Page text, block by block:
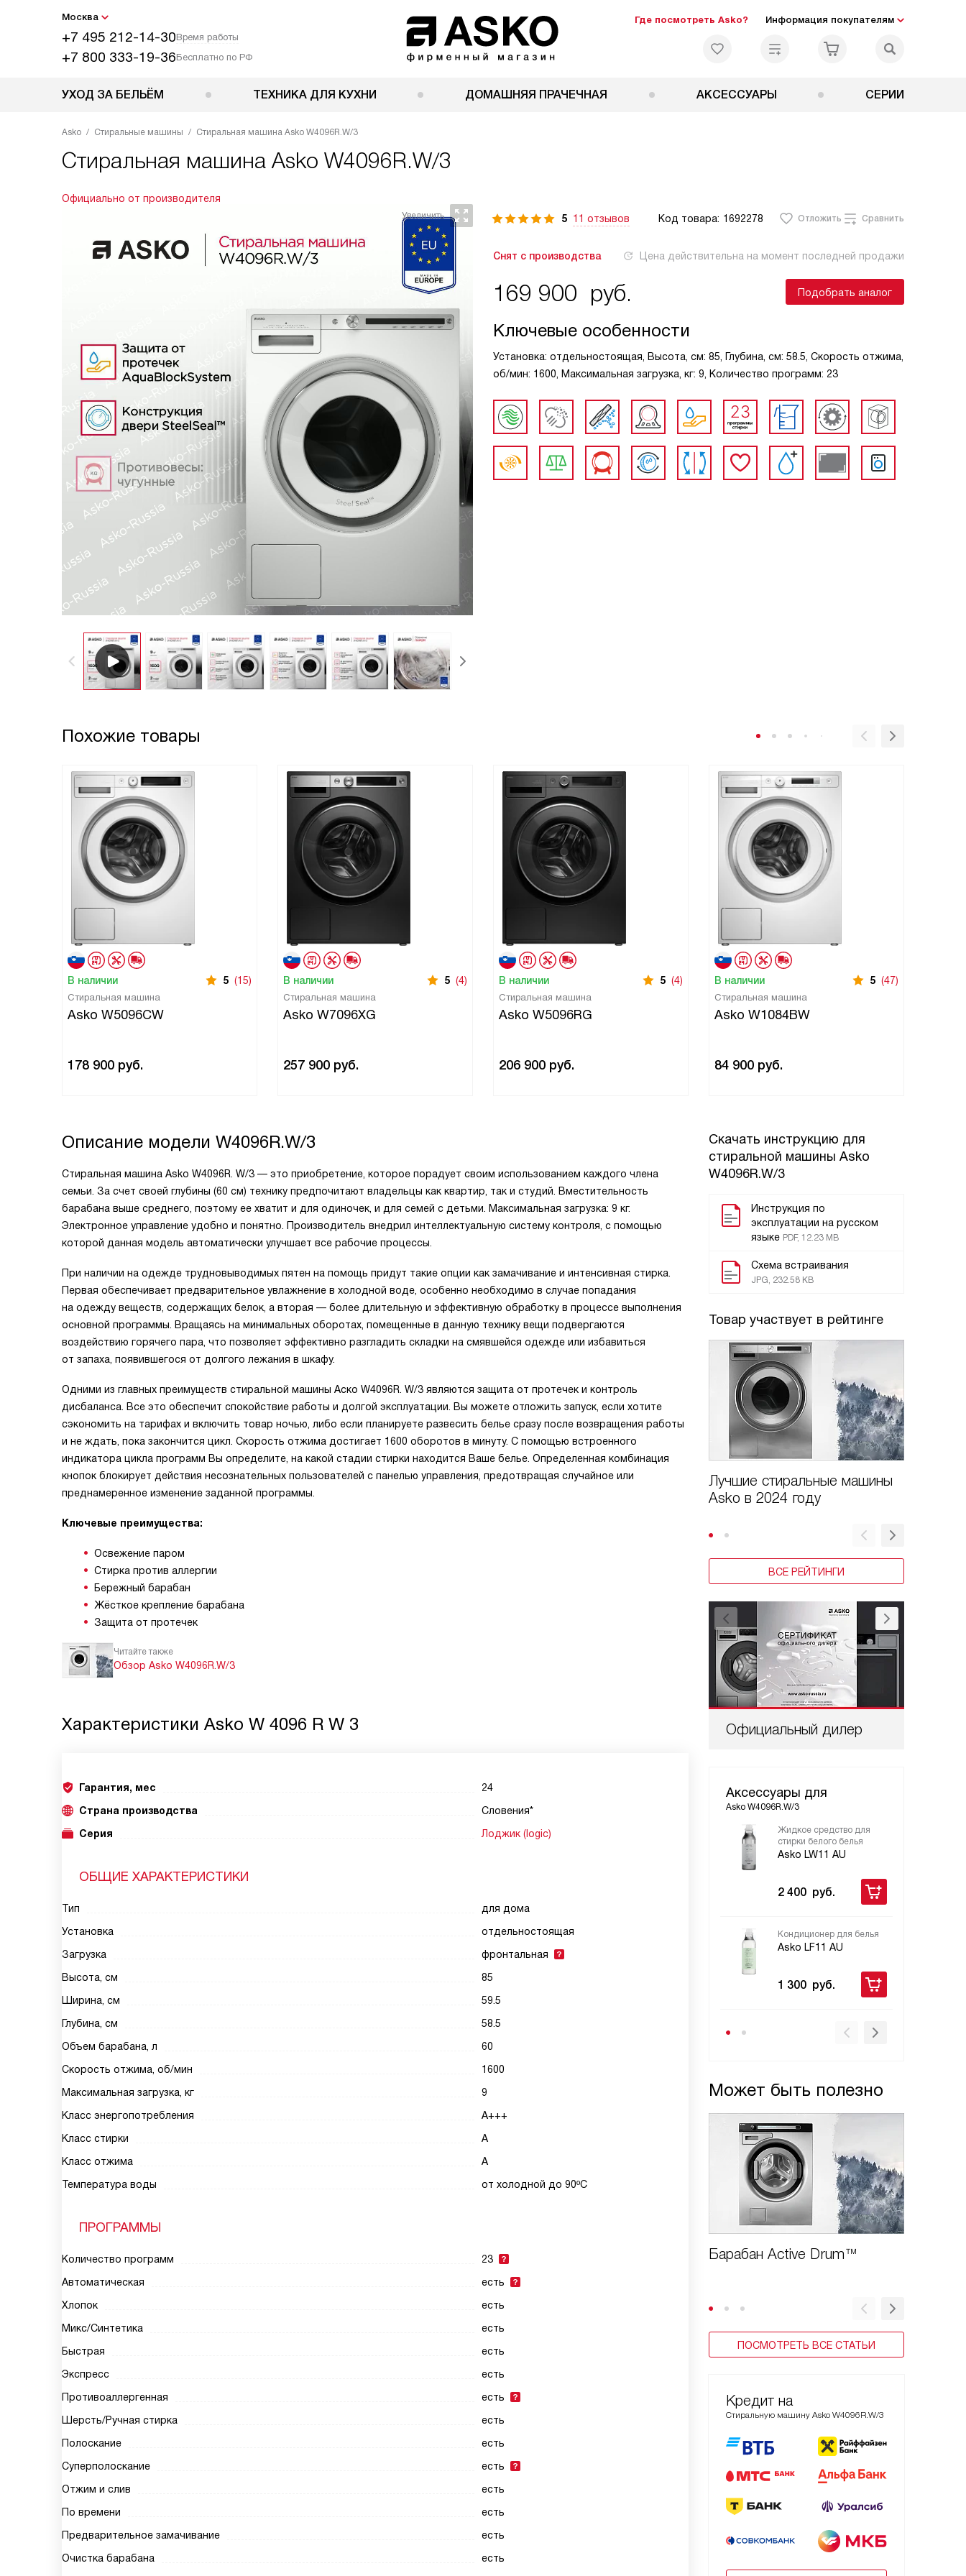
Москва
+7 495 212-14-30Время работы
+7 800 333-19-36Бесплатно по РФ
Где посмотреть Asko? Информация покупателям
УХОД ЗА БЕЛЬЁМ ТЕХНИКА ДЛЯ КУХНИ ДОМАШНЯЯ ПРАЧЕЧНАЯ АКСЕССУАРЫ СЕРИИ
Asko Стиральные машины Стиральная машина Asko W4096R.W/3
Стиральная машина Asko W4096R.W/3
Официально от производителя
5 11 отзывов Код товара: 1692278 Отложить Сравнить
Снят с производства Цена действительна на момент последней продажи
169 900 руб. Подобрать аналог
Ключевые особенности
Установка: отдельностоящая, Высота, см: 85, Глубина, см: 58.5, Скорость отжима,
об/мин: 1600, Максимальная загрузка, кг: 9, Количество программ: 23
Похожие товары
В наличии 5 (15)
Стиральная машина
Asko W5096CW
178 900 руб.
В наличии 5 (4)
Стиральная машина
Asko W7096XG
257 900 руб.
В наличии 5 (4)
Стиральная машина
Asko W5096RG
206 900 руб.
В наличии 5 (47)
Стиральная машина
Asko W1084BW
84 900 руб.
Скачать инструкцию для
стиральной машины Asko
W4096R.W/3
Инструкция по
эксплуатации на русском
языке PDF, 12.23 MB
Схема встраивания
JPG, 232.58 KB
Товар участвует в рейтинге
Лучшие стиральные машины
Asko в 2024 году
ВСЕ РЕЙТИНГИ
Официальный дилер
Аксессуары для
Asko W4096R.W/3
Жидкое средство для
стирки белого белья
Asko LW11 AU
2 400 руб.
Кондиционер для белья
Asko LF11 AU
1 300 руб.
Может быть полезно
Барабан Active Drum™
ПОСМОТРЕТЬ ВСЕ СТАТЬИ
Кредит на
Стиральную машину Asko W4096R.W/3
Описание модели W4096R.W/3
Стиральная машина Asko W4096R. W/3 — это приобретение, которое порадует своим использованием каждого члена
семьи. За счет своей глубины (60 см) технику предпочитают владельцы как квартир, так и студий. Вместительность
барабана выше среднего, поэтому ее хватит и для одиночек, и для семей с детьми. Максимальная загрузка: 9 кг.
Электронное управление удобно и понятно. Производитель внедрил интеллектуальную систему контроля, с помощью
которой данная модель автоматически улучшает все рабочие процессы.
При наличии на одежде трудновыводимых пятен на помощь придут такие опции как замачивание и интенсивная стирка.
Первая обеспечивает предварительное увлажнение в холодной воде, особенно необходимо в случае попадания
на одежду веществ, содержащих белок, а вторая — более длительную и эффективную обработку в процессе выполнения
основной программы. Вращаясь на минимальных оборотах, помещенные в данную технику вещи подвергаются
воздействию горячего пара, что позволяет эффективно разгладить складки на смявшейся одежде или избавиться
от запаха, появившегося от долгого лежания в шкафу.
Одними из главных преимуществ стиральной машины Аско W4096R. W/3 являются защита от протечек и контроль
дисбаланса. Все это обеспечит спокойствие работы и долгой эксплуатации. Вы можете отложить запуск, если хотите
сэкономить на тарифах и включить товар ночью, либо если планируете развесить белье сразу после возвращения работы
и не ждать, пока закончится цикл. Скорость отжима достигает 1600 оборотов в минуту. С помощью встроенного
индикатора цикла программ Вы определите, на какой стадии стирки находится Ваше белье. Определенная комбинация
кнопок блокирует действия несознательных пользователей с панелью управления, предотвращая случайное или
преднамеренное изменение заданной программы.
Ключевые преимущества:
Освежение паром
Cтирка против аллергии
Бережный барабан
Жёсткое крепление барабана
Защита от протечек
Читайте также
Обзор Asko W4096R.W/3
Характеристики Asko W 4096 R W 3
Гарантия, мес
24
Страна производства
Словения*
Серия
Лоджик (logic)
ОБЩИЕ ХАРАКТЕРИСТИКИ
Тип
для дома
Установка
отдельностоящая
Загрузка
фронтальная
Высота, см
85
Ширина, см
59.5
Глубина, см
58.5
Объем барабана, л
60
Скорость отжима, об/мин
1600
Максимальная загрузка, кг
9
Класс энергопотребления
А+++
Класс стирки
A
Класс отжима
A
Температура воды
от холодной до 90ºC
ПРОГРАММЫ
Количество программ
23
Автоматическая
есть
Хлопок
есть
Микс/Синтетика
есть
Быстрая
есть
Экспресс
есть
Противоаллергенная
есть
Шерсть/Ручная стирка
есть
Полоскание
есть
Суперполоскание
есть
Отжим и слив
есть
По времени
есть
Предварительное замачивание
есть
Очистка барабана
есть